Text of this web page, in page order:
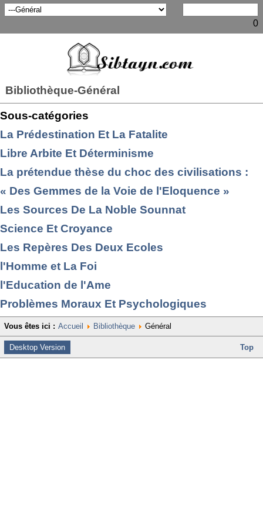
0
Bibliothèque-Général
Sous-catégories
La Prédestination Et La Fatalite
Libre Arbite Et Déterminisme
La prétendue thèse du choc des civilisations :
« Des Gemmes de la Voie de l'Eloquence »
Les Sources De La Noble Sounnat
Science Et Croyance
Les Repères Des Deux Ecoles
l'Homme et La Foi
l'Education de l'Ame
Problèmes Moraux Et Psychologiques
Vous êtes ici : Accueil Bibliothèque Général
Desktop Version Top